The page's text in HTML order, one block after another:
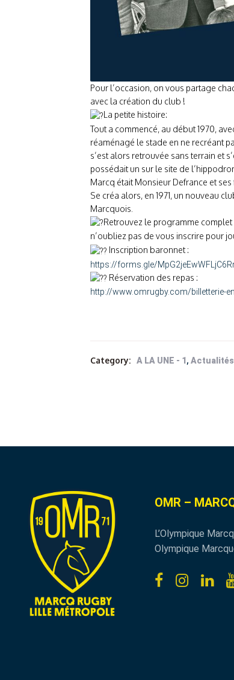
Pour l’occasion, on vous partage
avec la création du club !
La petite histoire:
Tout a commencé, au début 1970,
réaménagé le stade en ne recréant
s’est alors retrouvée sans terrain et
possédait un sur le site de
Marcq était Monsieur Defrance et
Se créa alors, en 1971, un nouveau
Marcquois.
Retrouvez le programme
n’oubliez pas de vous inscrire pour
Inscription baronnet :
https://forms.gle/
Réservation des repas :
http://www.omrugby.com/billetterie-
Category: A LA UNE - 1 , Actualités
OMR –
L’Olympique
Olympique